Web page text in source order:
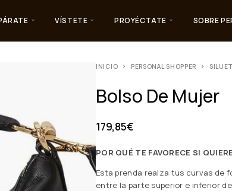
VÍSTETE PROYÉCTATE SOBRE
INICIO PERSONAL SHOPPER
Bolso De Mujer
179,85€
POR QUÉ TE FAVORECE SI
Esta prenda realza tus curvas de
entre la parte superior e inferior